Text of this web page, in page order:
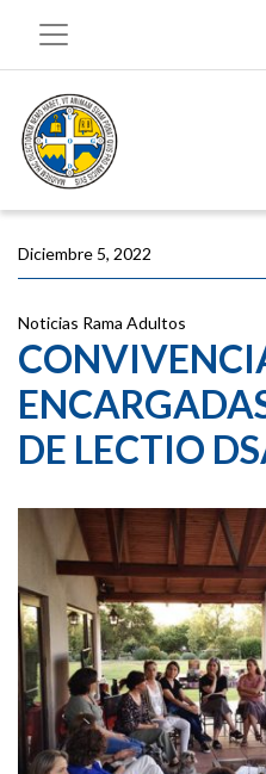
Diciembre 5, 2022
Noticias Rama Adultos
DE LECTIO